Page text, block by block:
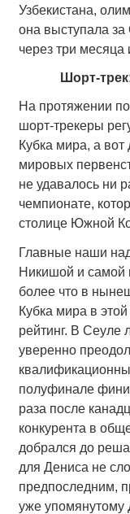
Узбекистана,
она выступала
через три месяца
Шорт-
На протяжении
шорт-трекеры
Кубка мира, а вот
мировых
не удавалось ни
чемпионате,
столице Южной
Главные наши
Никишой и самой
более что в
Кубка мира в
рейтинг. В Сеуле
уверенно
полуфинале
раза после
конкурента в
добрался до
для Дениса не
предпоследним,
уже упомянутому